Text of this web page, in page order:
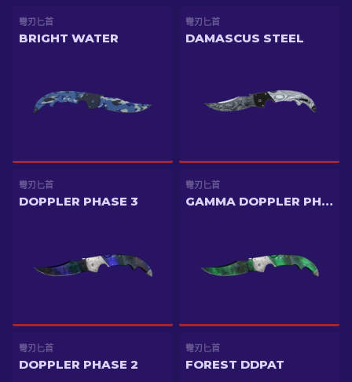
彎刃匕首
BRIGHT WATER
彎刃匕首
DAMASCUS STEEL
彎刃匕首
DOPPLER PHASE 3
彎刃匕首
GAMMA DOPPLER PHASE 2
彎刃匕首
DOPPLER PHASE 2
彎刃匕首
FOREST DDPAT